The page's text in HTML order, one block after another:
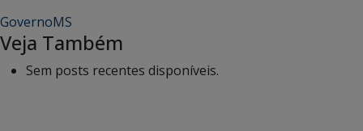
GovernoMS
Veja Também
Sem posts recentes disponíveis.